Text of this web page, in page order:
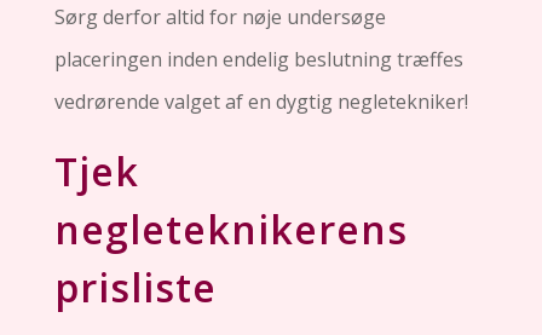
Sørg derfor altid for nøje undersøge
placeringen inden endelig beslutning træffes
vedrørende valget af en dygtig negletekniker!
Tjek
negleteknikerens
prisliste